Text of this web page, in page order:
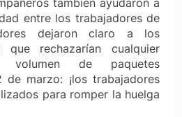
entre los trabajadores de
dejaron claro a los
rechazarían cualquier
de paquetes
marzo: ¡los trabajadores
para romper la huelga